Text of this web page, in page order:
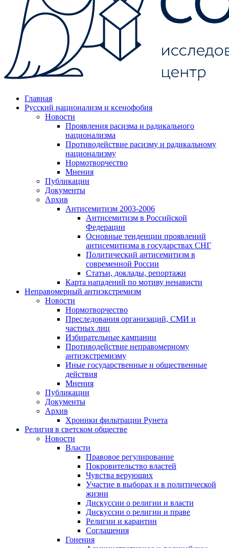
Главная
Русский национализм и ксенофобия
Новости
Проявления расизма и радикального
национализма
Противодействие расизму и радикальному
национализму
Нормотворчество
Мнения
Публикации
Документы
Архив
Антисемитизм 2003-2006
Антисемитизм в Российской
Федерации
Основные тенденции проявлений
антисемитизма в государствах СНГ
Политический антисемитизм в
современной России
Статьи, доклады, репортажи
Карта нападений по мотиву ненависти
Неправомерный антиэкстремизм
Новости
Нормотворчество
Преследования организаций, СМИ и
частных лиц
Избирательные кампании
Противодействие неправомерному
антиэкстремизму
Иные государственные и общественные
действия
Мнения
Публикации
Документы
Архив
Хроники фильтрации Рунета
Религия в светском обществе
Новости
Власти
Правовое регулирование
Покровительство властей
Чувства верующих
Участие в выборах и в политической
жизни
Дискуссии о религии и власти
Дискуссии о религии и праве
Религии и карантин
Соглашения
Гонения